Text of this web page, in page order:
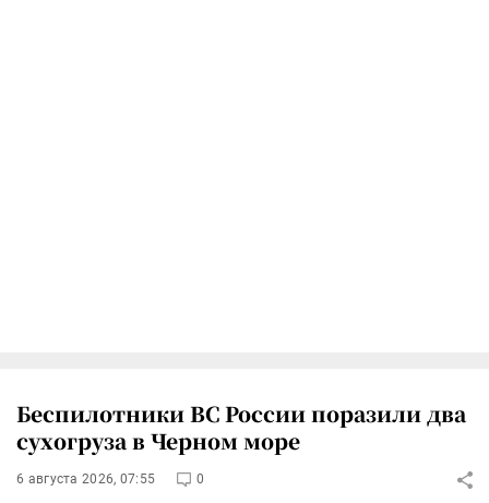
Беспилотники ВС России поразили два
сухогруза в Черном море
6 августа 2026, 07:55 0